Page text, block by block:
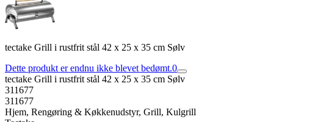
tectake Grill i rustfrit stål 42 x 25 x 35 cm Sølv
Dette produkt er endnu ikke blevet bedømt.0
tectake Grill i rustfrit stål 42 x 25 x 35 cm Sølv
311677
311677
Hjem, Rengøring & Køkkenudstyr, Grill, Kulgrill